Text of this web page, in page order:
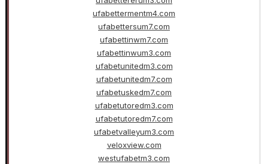
ufabettermentm4.com
ufabettersum7.com
ufabettinwm7.com
ufabettinwum3.com
ufabetunitedm3.com
ufabetunitedm7.com
ufabetuskedm7.com
ufabetutoredm3.com
ufabetutoredm7.com
ufabetvalleyum3.com
veloxview.com
westufabetm3.com